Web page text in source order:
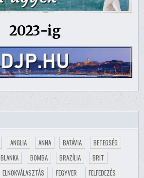
2023-ig
ANGLIA ANNA BATÁVIA
BETEGSÉG
BLANKA BOMBA BRAZÍLIA
BRIT
ELNÖKVÁLASZTÁS FEGYVER
FELFEDEZÉS